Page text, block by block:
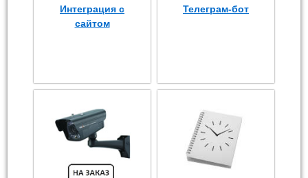
Интеграция с
сайтом
Телеграм-бот